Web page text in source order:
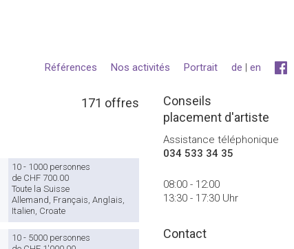
de | en
Portrait
Nos activités
Références
171 offres
10 - 1000 personnes
de CHF 700.00
Toute la Suisse
Allemand, Français, Anglais,
Italien, Croate
10 - 5000 personnes
Conseils
placement d'artiste
Assistance téléphonique
034 533 34 35
08:00 - 12:00
13:30 - 17:30 Uhr
Contact